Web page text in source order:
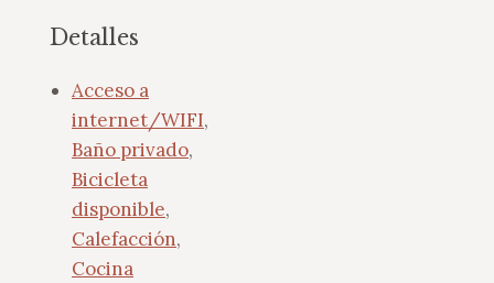
Detalles
Acceso a
internet/WIFI,
Baño privado,
Bicicleta
disponible,
Calefacción,
Cocina